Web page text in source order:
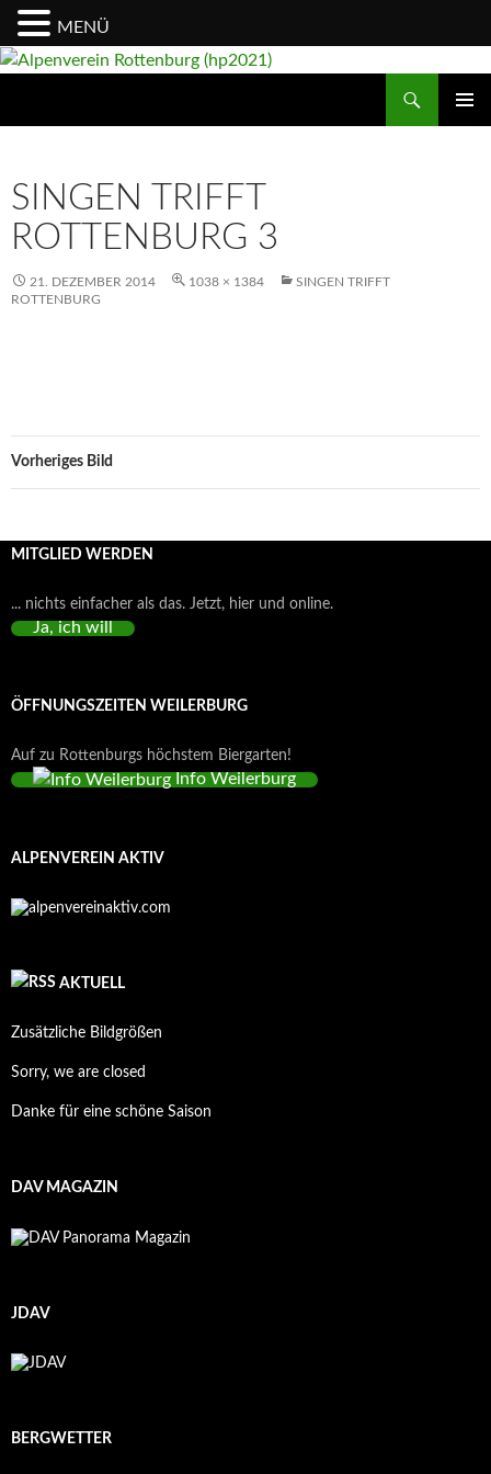
SINGEN TRIFFT
ROTTENBURG 3
21. DEZEMBER 2014 1038 × 1384
SINGEN TRIFFT
ROTTENBURG
Vorheriges Bild
MITGLIED WERDEN
... nichts einfacher als das. Jetzt, hier und online.
Ja, ich will
ÖFFNUNGSZEITEN WEILERBURG
Auf zu Rottenburgs höchstem Biergarten!
Info Weilerburg
ALPENVEREIN AKTIV
AKTUELL
Zusätzliche Bildgrößen
Sorry, we are closed
Danke für eine schöne Saison
DAV MAGAZIN
JDAV
BERGWETTER
MENÜ